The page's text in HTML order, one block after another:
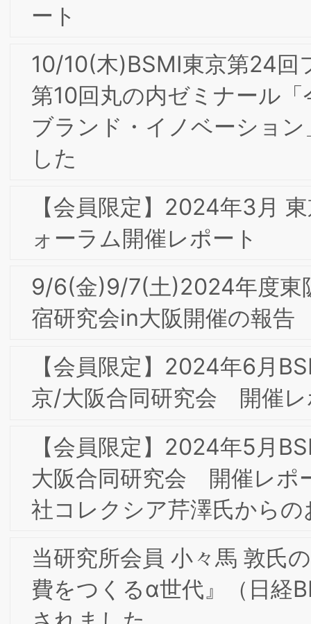
2024年 新年のご挨拶
ォーラム開催レポート
【会員限定】2023年10月第4回東京/大
阪合同部会研究会「ダイレクトマーケテ
ィング2023-レスポンスとブランディ
グの融合 ～大手食品メーカー、大手ア
10/6(金)17-19時 第４回東京/大阪合同部
会研究会「ダイレクトマーケティング
合」
9/8(金)9/9(土)2023年度東阪合同夏季合
【会員限定】2023年2月第8回東京/大阪
合同部会研究会「パーパス経営とブラン
ポート
【会員限定】2022年12月第6回東京/大
合同部会研究会「愛されるブランドの作
り方 -内から外へ広がるブランドアクシ
ョン-」開催レポート
2023年 新年のご挨拶
【会員限定】2022年11月第5回東京/大